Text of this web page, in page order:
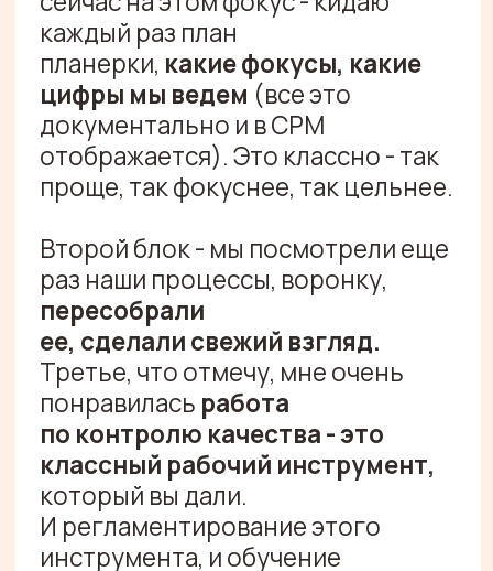
ЗАПУСТИТЕ
ПРОДАЖИ
С НАМИ
Оставить заявку